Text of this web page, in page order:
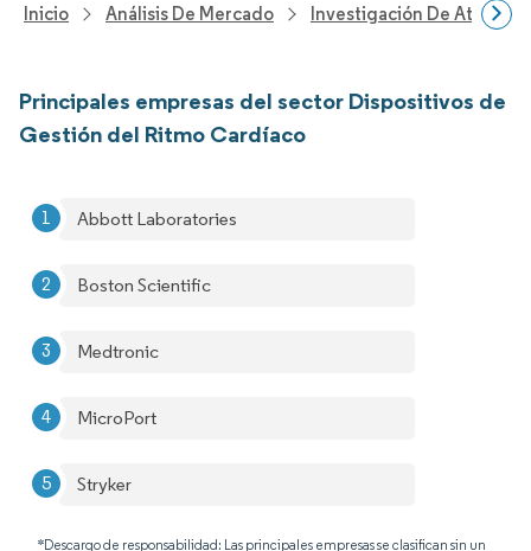
Inicio Análisis De Mercado Investigación De
Principales empresas del sector Dispositivos de
Gestión del Ritmo Cardíaco
Abbott Laboratories
Boston Scientific
Medtronic
MicroPort
Stryker
*Descargo de responsabilidad: Las principales empresas se clasifican sin un